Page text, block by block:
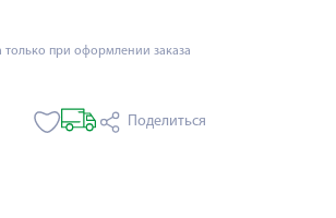
только при оформлении заказа
Поделиться